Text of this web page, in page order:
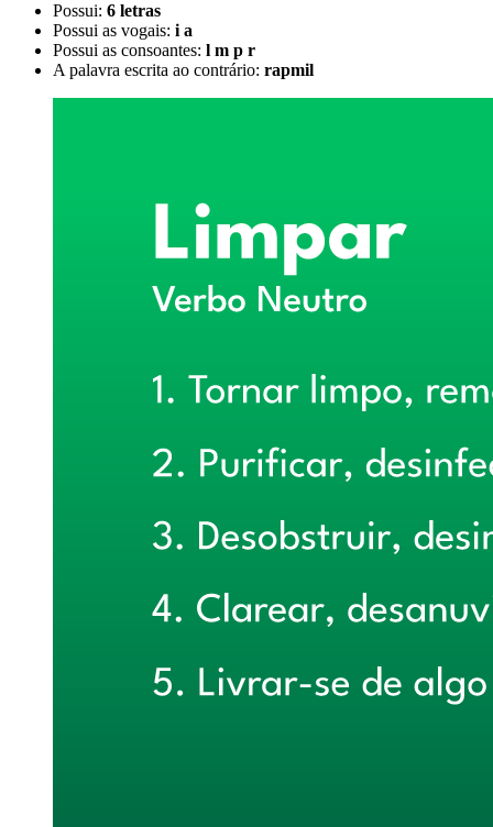
Possui: 6 letras
Possui as vogais: i a
Possui as consoantes: l m p r
A palavra escrita ao contrário: rapmil